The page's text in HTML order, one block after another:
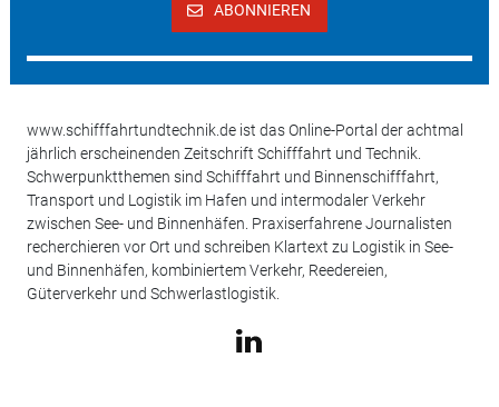
ABONNIEREN
www.schifffahrtundtechnik.de ist das Online-Portal der achtmal
jährlich erscheinenden Zeitschrift Schifffahrt und Technik.
Schwerpunktthemen sind Schifffahrt und Binnenschifffahrt,
Transport und Logistik im Hafen und intermodaler Verkehr
zwischen See- und Binnenhäfen. Praxiserfahrene Journalisten
recherchieren vor Ort und schreiben Klartext zu Logistik in See-
und Binnenhäfen, kombiniertem Verkehr, Reedereien,
Güterverkehr und Schwerlastlogistik.